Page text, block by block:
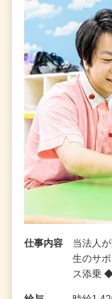
仕事内容
当法人
生のサ
ス添乗